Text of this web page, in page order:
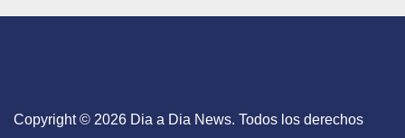
Copyright © 2026 Dia a Dia News. Todos los derechos